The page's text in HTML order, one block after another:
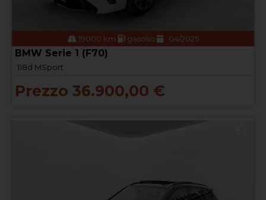
19000 km gasolio 04/2025
BMW Serie 1 (F70)
118d MSport
Prezzo 36.900,00 €